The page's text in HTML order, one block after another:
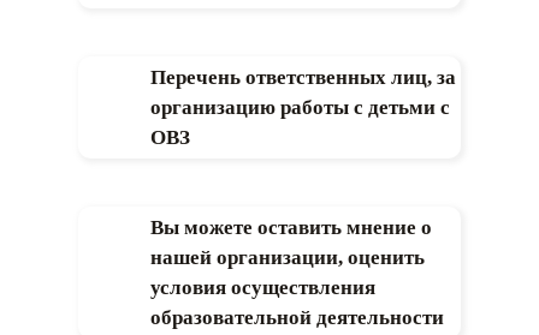
Перечень ответственных лиц, за
организацию работы с детьми с
ОВЗ
Вы можете оставить мнение о
нашей организации, оценить
условия осуществления
образовательной деятельности